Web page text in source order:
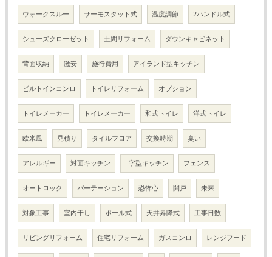
ウォークスルー サーモスタット式 温度調節 2ハンドル式
シューズクローゼット 土間リフォーム ダウンキャビネット
背面収納 激安 施行費用 アイランド型キッチン
ビルトインコンロ トイレリフォーム オプション
トイレメーカー トイレメーカー 和式トイレ 洋式トイレ
欧米風 見積り タイルフロア 交換時期 臭い
アレルギー 対面キッチン L字型キッチン フェンス
オートロック パーテーション 恐怖心 開戸 未来
対象工事 室内干し ポール式 天井昇降式 工事日数
リビングリフォーム 住宅リフォーム ガスコンロ レンジフード